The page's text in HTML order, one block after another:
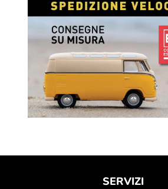
SERVIZI